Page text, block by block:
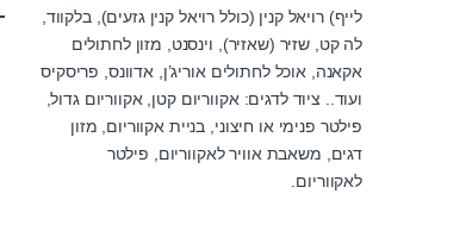
לייף) רויאל קנין (כולל רויאל קנין גזעים), בלקווד,
לה קט, שזיר (שאזיר), וינסנט, מזון לחתולים
אקאנה, אוכל לחתולים אוריג’ן, אדוונס, פריסקיס
ועוד.. ציוד לדגים: אקווריום קטן, אקווריום גדול,
פילטר פנימי או חיצוני, בניית אקווריום, מזון
דגים, משאבת אוויר לאקווריום, פילטר
לאקווריום.